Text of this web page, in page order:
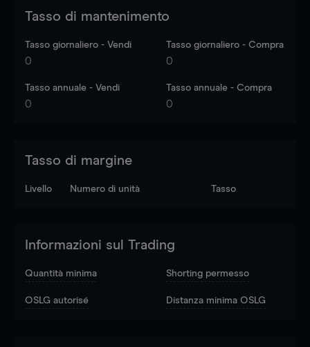
Tasso di mantenimento
Tasso giornaliero - Vendi
0
Tasso giornaliero - Compra
0
Tasso annuale - Vendi
0
Tasso annuale - Compra
0
Tasso di margine
Livello Numero di unità Tasso
Informazioni sul Trading
Quantità minima Shorting permesso
OSLG autorisé Distanza minima OSLG